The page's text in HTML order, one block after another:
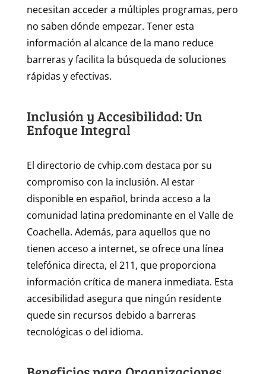
necesitan acceder a múltiples programas, pero
no saben dónde empezar. Tener esta
información al alcance de la mano reduce
barreras y facilita la búsqueda de soluciones
rápidas y efectivas.
Inclusión y Accesibilidad: Un
Enfoque Integral
El directorio de cvhip.com destaca por su
compromiso con la inclusión. Al estar
disponible en español, brinda acceso a la
comunidad latina predominante en el Valle de
Coachella. Además, para aquellos que no
tienen acceso a internet, se ofrece una línea
telefónica directa, el 211, que proporciona
información crítica de manera inmediata. Esta
accesibilidad asegura que ningún residente
quede sin recursos debido a barreras
tecnológicas o del idioma.